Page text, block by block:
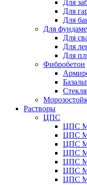
Для
Для
Для
Для
Для
Для
Для
Фибробетон
Растворы
ЦПС
ЦПС
ЦПС
ЦПС
ЦПС
ЦПС
ЦПС
ЦПС